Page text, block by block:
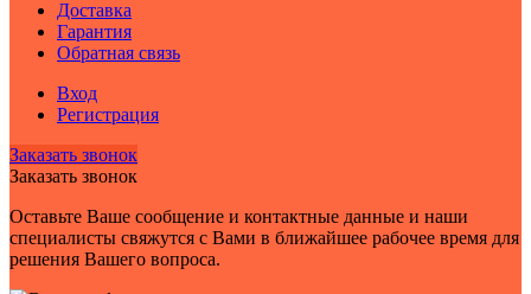
Доставка
Гарантия
Обратная связь
Вход
Регистрация
Заказать звонок
Заказать звонок
Оставьте Ваше сообщение и контактные данные и наши
специалисты свяжутся с Вами в ближайшее рабочее время для
решения Вашего вопроса.